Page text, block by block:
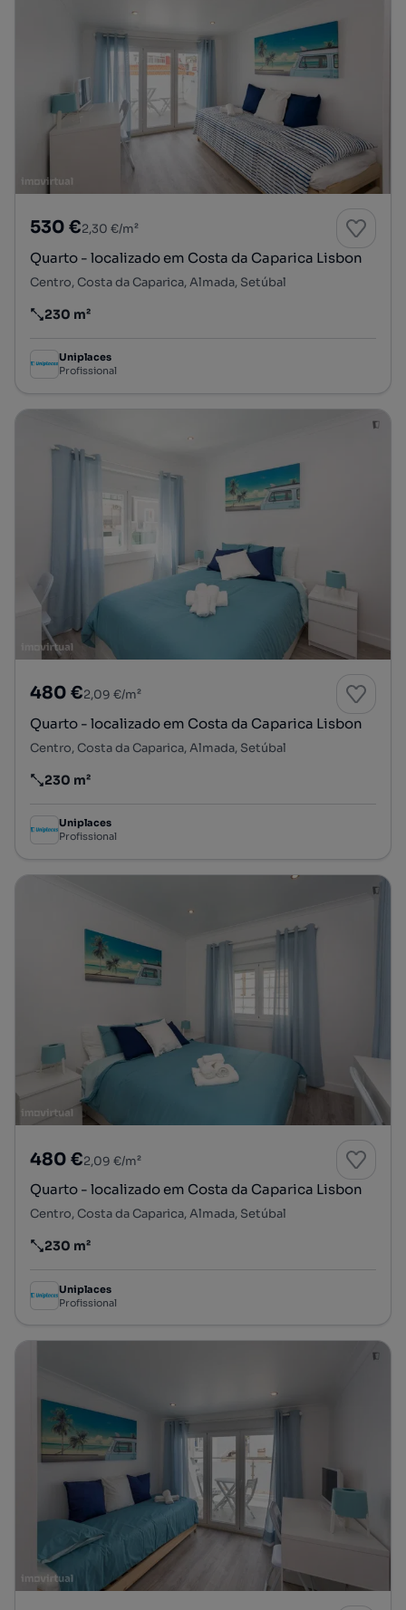
530 €2,30 €/m²
Quarto - localizado em Costa da Caparica Lisbon
Centro, Costa da Caparica, Almada, Setúbal
Preço por metro quadrado
230 m²
Uniplaces
Profissional
480 €2,09 €/m²
Quarto - localizado em Costa da Caparica Lisbon
Centro, Costa da Caparica, Almada, Setúbal
Preço por metro quadrado
230 m²
Uniplaces
Profissional
480 €2,09 €/m²
Quarto - localizado em Costa da Caparica Lisbon
Centro, Costa da Caparica, Almada, Setúbal
Preço por metro quadrado
230 m²
Uniplaces
Profissional